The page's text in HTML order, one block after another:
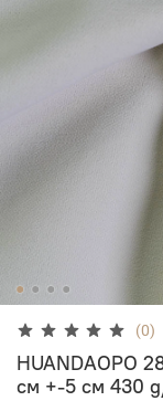
(0)
HUANDAOPO
см +-5 см 430